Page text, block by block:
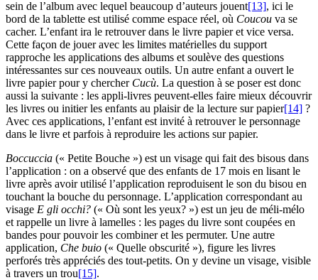
sein de l’album avec lequel beaucoup d’auteurs jouent[13], ici le
bord de la tablette est utilisé comme espace réel, où Coucou va se
cacher. L’enfant ira le retrouver dans le livre papier et vice versa.
Cette façon de jouer avec les limites matérielles du support
rapproche les applications des albums et soulève des questions
intéressantes sur ces nouveaux outils. Un autre enfant a ouvert le
livre papier pour y chercher Cucù. La question à se poser est donc
aussi la suivante : les appli-livres peuvent-elles faire mieux découvrir
les livres ou initier les enfants au plaisir de la lecture sur papier[14] ?
Avec ces applications, l’enfant est invité à retrouver le personnage
dans le livre et parfois à reproduire les actions sur papier.
Boccuccia (« Petite Bouche ») est un visage qui fait des bisous dans
l’application : on a observé que des enfants de 17 mois en lisant le
livre après avoir utilisé l’application reproduisent le son du bisou en
touchant la bouche du personnage. L’application correspondant au
visage E gli occhi? (« Où sont les yeux? ») est un jeu de méli-mélo
et rappelle un livre à lamelles : les pages du livre sont coupées en
bandes pour pouvoir les combiner et les permuter. Une autre
application, Che buio (« Quelle obscurité »), figure les livres
perforés très appréciés des tout-petits. On y devine un visage, visible
à travers un trou[15].